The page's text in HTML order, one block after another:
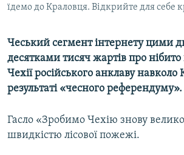
УКР
ДОЛУЧАЙСЯ!
їдемо до Краловця. Відкрийте для себе
Чеський сегмент інтернету цими
десятками тисяч жартів про
Чехії російського анклаву навколо
результаті «чесного референдуму».
Гасло «Зробимо Чехію знову
швидкістю лісової пожежі.